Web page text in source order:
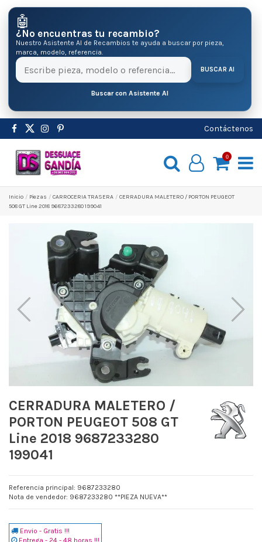
🤖
¿No encuentras tu recambio?
Nuestro Asistente AI de Recambios te ayuda a buscar por pieza,
marca, modelo, referencia.
BUSCAR AI
Buscar con Asistente AI
Contáctenos
0
Inicio Pіezas CARROCERIA TRASERA
CERRADURA MALETERO / PORTON PEUGEOT
508 GT Line 2018 9687233280 199041
CERRADURA MALETERO /
PORTON PEUGEOT 508 GT
Line 2018 9687233280
199041
Referencia principal: 9687233280
Nota de vendedor: 9687233280 **PIEZA NUEVA**
Envio - Gratis !!!